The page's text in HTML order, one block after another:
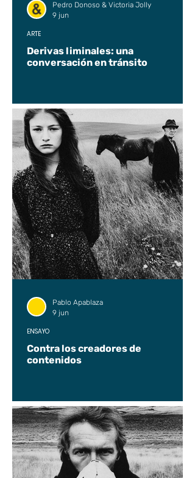
Derivas liminales: una
conversación en tránsito
ARTE
Pedro Donoso & Victoria Jolly
9 jun
Contra los creadores de
contenidos
ENSAYO
Pablo Apablaza
9 jun